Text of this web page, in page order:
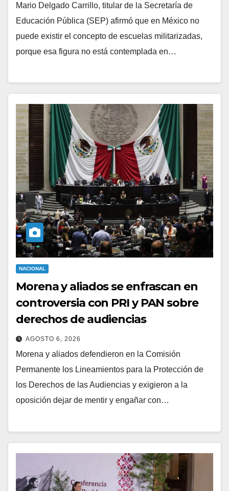
Mario Delgado Carrillo, titular de la Secretaría de
Educación Pública (SEP) afirmó que en México no
puede existir el concepto de escuelas militarizadas,
porque esa figura no está contemplada en…
NACIONAL
Morena y aliados se enfrascan en
controversia con PRI y PAN sobre
derechos de audiencias
AGOSTO 6, 2026
Morena y aliados defendieron en la Comisión
Permanente los Lineamientos para la Protección de
los Derechos de las Audiencias y exigieron a la
oposición dejar de mentir y engañar con…